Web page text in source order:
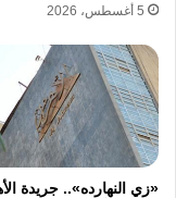
وساهم قطاع
للبترول، و1.87 مليار دولار للثروة المعدنية.
5 أغسطس، 2026
«زي النهارده».. جريدة